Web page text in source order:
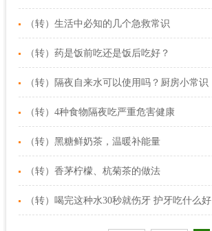
（转）生活中必知的几个急救常识
（转）药是饭前吃还是饭后吃好？
（转）隔夜自来水可以使用吗？厨房小常识
（转）4种食物隔夜吃严重危害健康
（转）黑糖鲜奶茶，温暖补能量
（转）香茅柠檬、杭菊茶的做法
（转）喝完这种水30秒就伤牙 护牙吃什么好